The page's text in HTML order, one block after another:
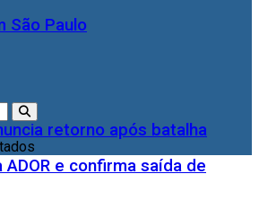
São Paulo
retorno após batalha
ADOR e confirma saída de